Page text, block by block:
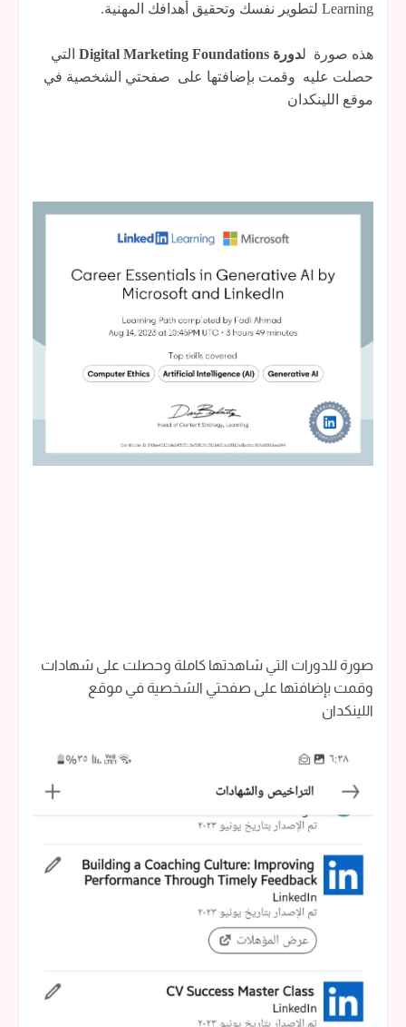
Learning لتطوير نفسك وتحقيق أهدافك المهنية.
هذه صورة لدورة Digital Marketing Foundations
التي
حصلت عليه وقمت بإضافتها على صفحتي الشخصية في
موقع اللينكدان
صورة للدورات التي شاهدتها كاملة وحصلت على شهادات
وقمت بإضافتها على صفحتي الشخصية في موقع
اللينكدان